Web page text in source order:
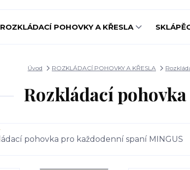
ROZKLÁDACÍ POHOVKY A KŘESLA
Úvod ROZKLÁDACÍ POHOVKY A KŘESLA
Rozkládací